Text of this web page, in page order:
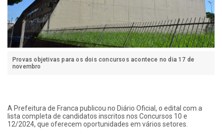
Provas objetivas para os dois concursos acontece no dia 17 de
novembro
A Prefeitura de Franca publicou no Diário Oficial, o edital com a
lista completa de candidatos inscritos nos Concursos 10 e
12/2024, que oferecem oportunidades em vários setores.